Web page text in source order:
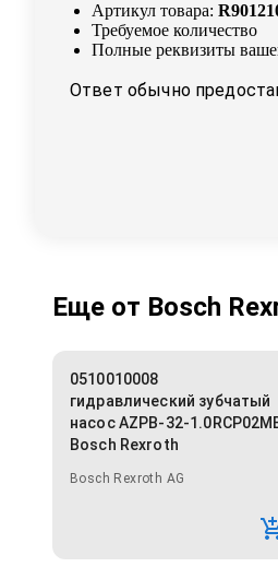
Артикул товара:
Требуемое количество
Полные реквизиты
Ответ обычно
Еще от Bosch
0510010008
гидравлический зубчатый
насос AZPB-32-
Bosch Rexroth
Bosch Rexroth AG